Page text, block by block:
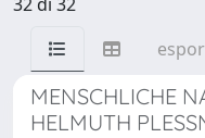
MENSCHLICHE
HELMUTH